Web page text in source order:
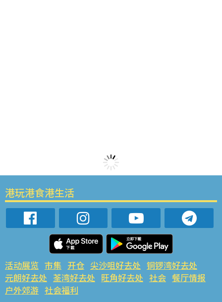
港玩港食港生活
活动展览 市集 开仓 尖沙咀好去处 铜锣湾好去处
元朗好去处 荃湾好去处 旺角好去处 社会 餐厅情报
户外郊游 社会福利